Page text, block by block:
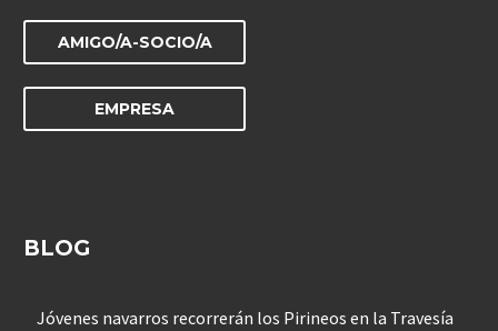
AMIGO/A-SOCIO/A
EMPRESA
BLOG
Jóvenes navarros recorrerán los Pirineos en la Travesía